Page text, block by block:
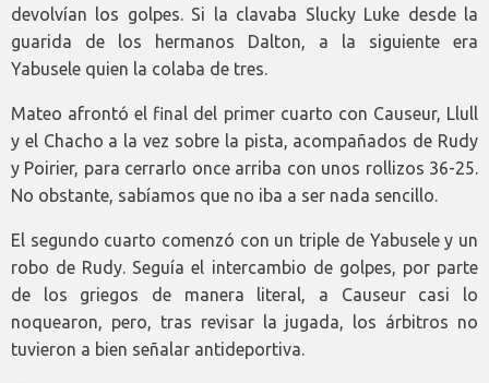
devolvían los golpes. Si la clavaba Slucky Luke desde la
guarida de los hermanos Dalton, a la siguiente era
Yabusele quien la colaba de tres.
Mateo afrontó el final del primer cuarto con Causeur, Llull
y el Chacho a la vez sobre la pista, acompañados de Rudy
y Poirier, para cerrarlo once arriba con unos rollizos 36-25.
No obstante, sabíamos que no iba a ser nada sencillo.
El segundo cuarto comenzó con un triple de Yabusele y un
robo de Rudy. Seguía el intercambio de golpes, por parte
de los griegos de manera literal, a Causeur casi lo
noquearon, pero, tras revisar la jugada, los árbitros no
tuvieron a bien señalar antideportiva.